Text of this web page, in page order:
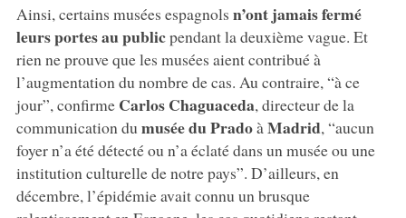
Ainsi, certains musées espagnols n’ont jamais fermé
leurs portes au publicpendant la deuxième vague. Et
rien ne prouve que les musées aient contribué à
l’augmentation du nombre de cas. Au contraire, “à ce
jour”, confirme Carlos Chaguaceda, directeur de la
communication du musée du Pradoà Madrid, “aucun
foyer n’a été détecté ou n’a éclaté dans un musée ou une
institution culturelle de notre pays”. D’ailleurs, en
décembre, l’épidémie avait connu un brusque